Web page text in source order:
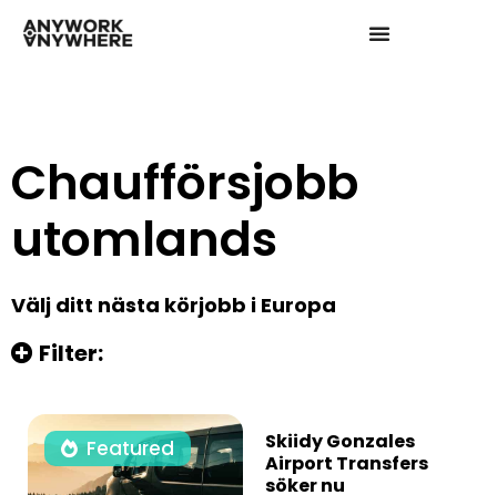
Chaufförsjobb
utomlands
Välj ditt nästa körjobb i Europa
Filter:
Featured
Skiidy Gonzales
Airport Transfers
söker nu